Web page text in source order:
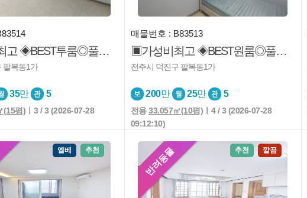
▣가성비최고 ◈BEST투룸◎풀옵션 ◐보시고 편하게 결정하세요
팔복동1가
35만 5
(15평) ㅣ3 / 3 (2026-07-28
매물번호 : B83513
▣가성비최고 ◈BEST원룸◎풀옵션 ◐팔복동 원룸◎안심주택
전주시 덕진구 팔복동1가
200만 25만 5
전용33.057㎡(10평) ㅣ4 / 3 (2026-07-28
09:12:10)
엘베 추천 반려동물 추천 깔끔